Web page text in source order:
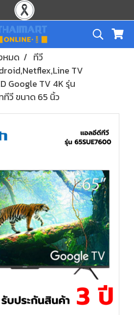
หมด
ทีวี
TV
Google TV 4K รุ่น
ทีวี ขนาด 65 นิ้ว